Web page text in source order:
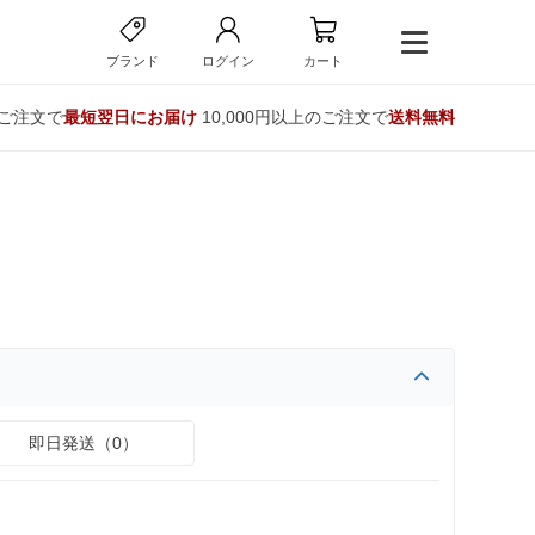
ブランド ログイン カート
注文で最短翌日にお届け10,000円以上のご注文で送料無料
即日発送（0）